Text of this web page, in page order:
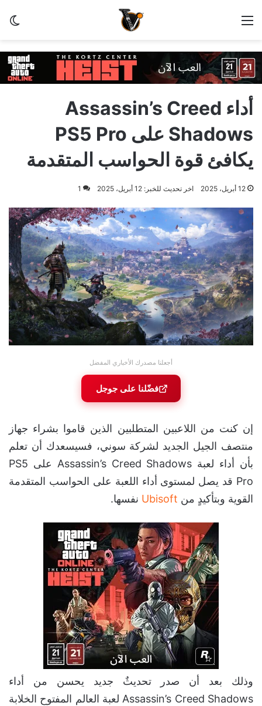
القائمة
أداء Assassin’s Creed
Shadows على PS5 Pro
يكافئ قوة الحواسب المتقدمة
12 أبريل، 2025 اخر تحديث للخبر: 12 أبريل، 2025 1
أجعلنا مصدرك الأخباري المفضل
فضّلنا على جوجل
إن كنت من اللاعبين المتطلبين الذين قاموا بشراء جهاز
منتصف الجيل الجديد لشركة سوني، فسيسعدك أن تعلم
بأن أداء لعبة Assassin’s Creed Shadows على PS5
Pro قد يصل لمستوى أداء اللعبة على الحواسب المتقدمة
القوية وبتأكيدٍ من Ubisoft نفسها.
وذلك بعد أن صدر تحديثٌ جديد يحسن من أداء
Assassin’s Creed Shadows لعبة العالم المفتوح الخلابة